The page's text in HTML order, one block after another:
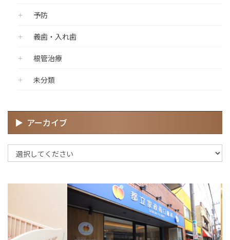
予防
義歯・入れ歯
根管治療
未分類
アーカイブ